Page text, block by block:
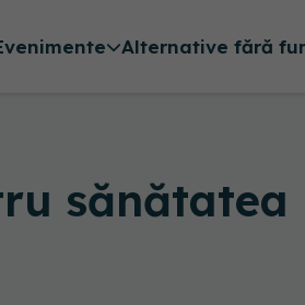
Alternative fără